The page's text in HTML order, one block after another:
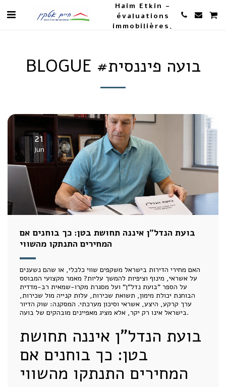
Haim Etkin -
évaluations
immobilières,
BLOGUE #בועה פיננסית
21
Jun
בועת הנדל"ן איננה תחושת בטן: כך בוחנים אם
המחירים התנתקו מהשווי
האם מחירי הדירות בישראל משקפים שווי כלכלי, או שהם נשענים
על אשראי, מינוף וציפיות להמשך עליות? מאמר מקצועי המבוסס
על הספר "בועת נדל"ן" ועל מסגרת מקרו-שמאית רב-מדדית
הבוחנת יכולת מימון, תשואת שכירות, עלות קנייה מול שכירות,
ערך קרקע, היצע, אשראי וסיכון מערכתי. המסקנה: שוק הדיור
בישראל אינו רק יקר, אלא מציג מאפיינים מובהקים של בועה.
בועת הנדל"ן איננה תחושת
בטן: כך בוחנים אם